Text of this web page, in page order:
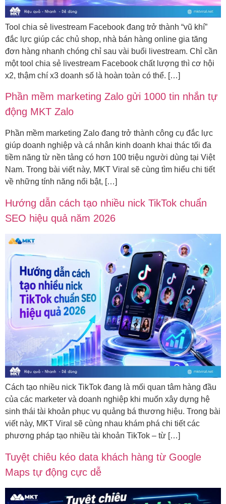
Tool chia sẻ livestream Facebook đang trở thành “vũ khí”
đắc lực giúp các chủ shop, nhà bán hàng online gia tăng
đơn hàng nhanh chóng chỉ sau vài buổi livestream. Chỉ cần
một tool chia sẻ livestream Facebook chất lượng thì cơ hội
x2, thậm chí x3 doanh số là hoàn toàn có thể. […]
Phần mềm marketing Zalo gửi 1000 tin nhắn tự
động MKT Zalo
Phần mềm marketing Zalo đang trở thành công cụ đắc lực
giúp doanh nghiệp và cá nhân kinh doanh khai thác tối đa
tiềm năng từ nền tảng có hơn 100 triệu người dùng tại Việt
Nam. Trong bài viết này, MKT Viral sẽ cùng tìm hiểu chi tiết
về những tính năng nổi bật, […]
Hướng dẫn cách tạo nhiều nick TikTok chuẩn
SEO hiệu quả năm 2026
Cách tạo nhiều nick TikTok đang là mối quan tâm hàng đầu
của các marketer và doanh nghiệp khi muốn xây dựng hệ
sinh thái tài khoản phục vụ quảng bá thương hiệu. Trong bài
viết này, MKT Viral sẽ cùng nhau khám phá chi tiết các
phương pháp tạo nhiều tài khoản TikTok – từ […]
Tuyệt chiêu kéo data khách hàng từ Google
Maps tự động cực dễ